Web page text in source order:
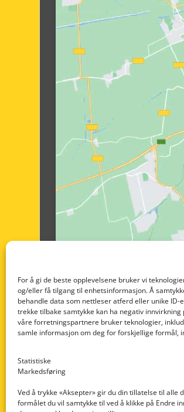
For å gi de beste opplevelsene bruker vi
og/eller få tilgang til enhetsinformasjon. Å
behandle data som nettleser atferd eller unike
trekke tilbake samtykke kan ha negativ
våre forretningspartnere bruker teknologier,
samle informasjon om deg for forskjellige formål,
Statistiske
Markedsføring
Ved å trykke «Aksepter» gir du din tillatelse til alle
formålet du vil samtykke til ved å klikke på Endre
Nedre Nøttveit 60, 5238